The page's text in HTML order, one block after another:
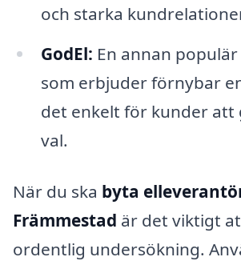
och starka
GodEl: En annan
som erbjuder förnybar
det enkelt för kunder att
val.
När du ska byta
Främmestad är det viktigt
ordentlig undersökning.